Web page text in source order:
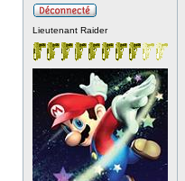
Lieutenant Raider